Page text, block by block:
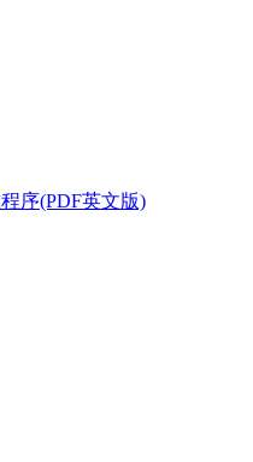
序(PDF英文版)